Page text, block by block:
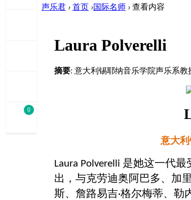
声乐君 › 首页 ›国际名师 › 查看内容
0
Laura Polverelli
摘要: 意大利锡耶纳音乐学院声乐系教
意大
Laura Polverelli 是她这一代最
出，与克劳迪奥阿巴多、加
斯、詹路易吉·格尔梅蒂、勒